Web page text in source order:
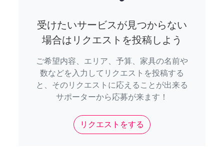
受けたいサービスが見つからない
場合はリクエストを投稿しよう
ご希望内容、エリア、予算、家具の名前や
数などを入力してリクエストを投稿する
と、そのリクエストに応えることが出来る
サポーターから応募が来ます！
リクエストをする